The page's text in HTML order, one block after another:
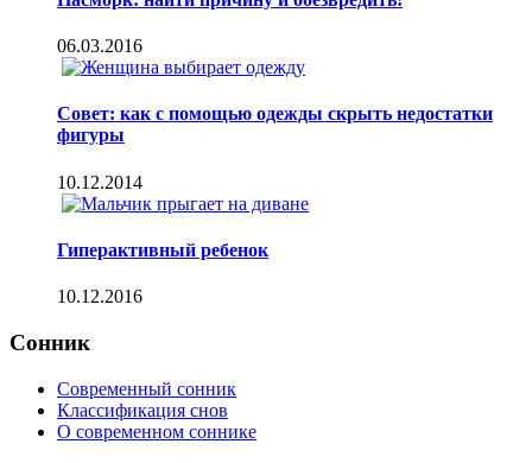
06.03.2016
Совет: как с помощью одежды скрыть недостатки
фигуры
10.12.2014
Гиперактивный ребенок
10.12.2016
Сонник
Современный сонник
Классификация снов
О современном соннике